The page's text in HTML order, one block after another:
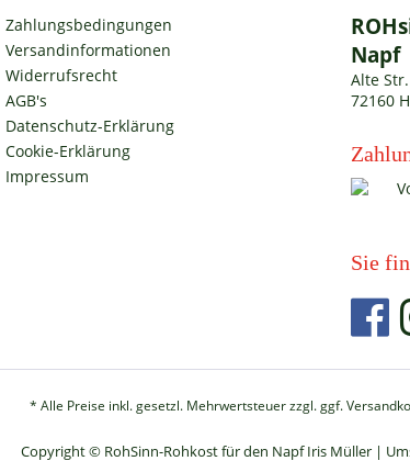
Zahlungsbedingungen
Versandinformationen
Widerrufsrecht
AGB's
Datenschutz-Erklärung
Cookie-Erklärung
Impressum
Napf
Alte
72160
Sie
* Alle Preise inkl. gesetzl. Mehrwertsteuer zzgl.ggf.
Copyright © RohSinn-Rohkost für den Napf Iris Müller |